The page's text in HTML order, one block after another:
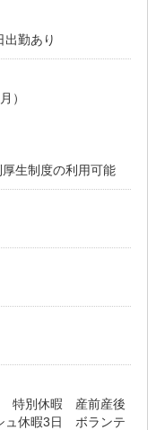
勤あり
）
生制度の利用可能
特別休暇 産前産後
休暇3日 ボランテ